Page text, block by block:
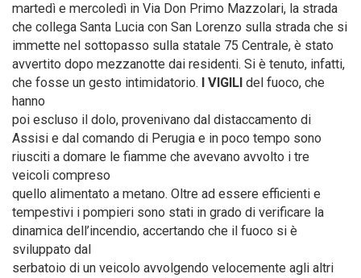
martedì e mercoledì in Via Don Primo Mazzolari, la strada
che collega Santa Lucia con San Lorenzo sulla strada che si
immette nel sottopasso sulla statale 75 Centrale, è stato
avvertito dopo mezzanotte dai residenti. Si è tenuto, infatti,
che fosse un gesto intimidatorio. I VIGILI del fuoco, che
hanno
poi escluso il dolo, provenivano dal distaccamento di
Assisi e dal comando di Perugia e in poco tempo sono
riusciti a domare le fiamme che avevano avvolto i tre
veicoli compreso
quello alimentato a metano. Oltre ad essere efficienti e
tempestivi i pompieri sono stati in grado di verificare la
dinamica dell’incendio, accertando che il fuoco si è
sviluppato dal
serbatoio di un veicolo avvolgendo velocemente agli altri